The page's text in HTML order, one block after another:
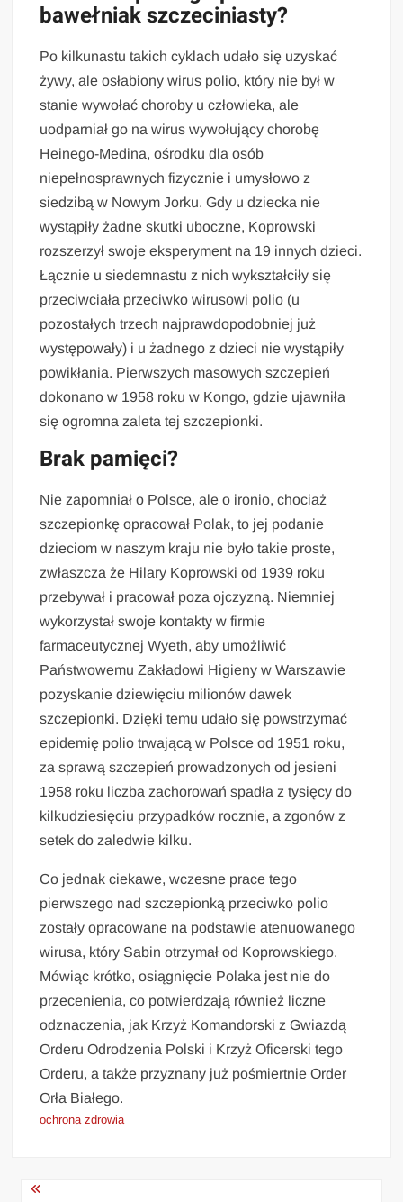
bawełniak szczeciniasty?
Po kilkunastu takich cyklach udało się uzyskać
żywy, ale osłabiony wirus polio, który nie był w
stanie wywołać choroby u człowieka, ale
uodparniał go na wirus wywołujący chorobę
Heinego-Medina, ośrodku dla osób
niepełnosprawnych fizycznie i umysłowo z
siedzibą w Nowym Jorku. Gdy u dziecka nie
wystąpiły żadne skutki uboczne, Koprowski
rozszerzył swoje eksperyment na 19 innych dzieci.
Łącznie u siedemnastu z nich wykształciły się
przeciwciała przeciwko wirusowi polio (u
pozostałych trzech najprawdopodobniej już
występowały) i u żadnego z dzieci nie wystąpiły
powikłania. Pierwszych masowych szczepień
dokonano w 1958 roku w Kongo, gdzie ujawniła
się ogromna zaleta tej szczepionki.
Brak pamięci?
Nie zapomniał o Polsce, ale o ironio, chociaż
szczepionkę opracował Polak, to jej podanie
dzieciom w naszym kraju nie było takie proste,
zwłaszcza że Hilary Koprowski od 1939 roku
przebywał i pracował poza ojczyzną. Niemniej
wykorzystał swoje kontakty w firmie
farmaceutycznej Wyeth, aby umożliwić
Państwowemu Zakładowi Higieny w Warszawie
pozyskanie dziewięciu milionów dawek
szczepionki. Dzięki temu udało się powstrzymać
epidemię polio trwającą w Polsce od 1951 roku,
za sprawą szczepień prowadzonych od jesieni
1958 roku liczba zachorowań spadła z tysięcy do
kilkudziesięciu przypadków rocznie, a zgonów z
setek do zaledwie kilku.
Co jednak ciekawe, wczesne prace tego
pierwszego nad szczepionką przeciwko polio
zostały opracowane na podstawie atenuowanego
wirusa, który Sabin otrzymał od Koprowskiego.
Mówiąc krótko, osiągnięcie Polaka jest nie do
przecenienia, co potwierdzają również liczne
odznaczenia, jak Krzyż Komandorski z Gwiazdą
Orderu Odrodzenia Polski i Krzyż Oficerski tego
Orderu, a także przyznany już pośmiertnie Order
Orła Białego.
ochrona zdrowia
Nawigacja